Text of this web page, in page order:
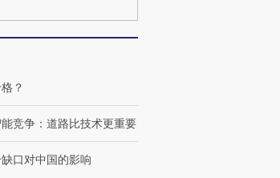
｜被称为“蟑螂”的印
视线｜“入侵”还是“人道危
？
竞争：道路比技术更重要
口对中国的影响